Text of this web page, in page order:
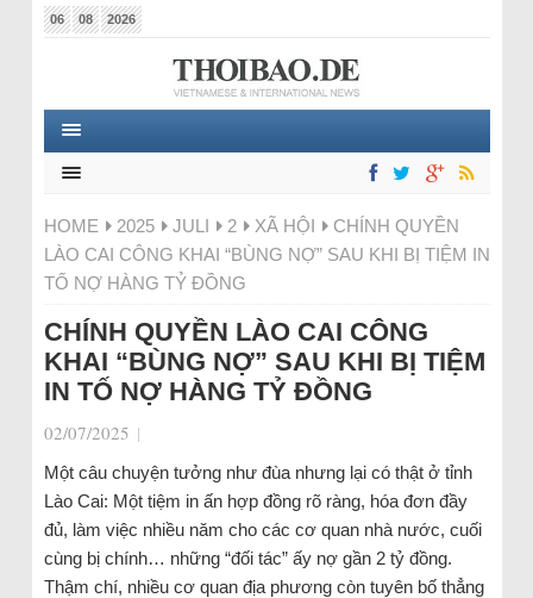
06 08 2026
HOME 2025 JULI 2 XÃ HỘI
CHÍNH QUYỀN
LÀO CAI CÔNG KHAI “BÙNG NỢ” SAU KHI BỊ TIỆM IN
TỐ NỢ HÀNG TỶ ĐỒNG
CHÍNH QUYỀN LÀO CAI CÔNG
KHAI “BÙNG NỢ” SAU KHI BỊ TIỆM
IN TỐ NỢ HÀNG TỶ ĐỒNG
02/07/2025 |
Một câu chuyện tưởng như đùa nhưng lại có thật ở tỉnh
Lào Cai: Một tiệm in ấn hợp đồng rõ ràng, hóa đơn đầy
đủ, làm việc nhiều năm cho các cơ quan nhà nước, cuối
cùng bị chính… những “đối tác” ấy nợ gần 2 tỷ đồng.
Thậm chí, nhiều cơ quan địa phương còn tuyên bố thẳng